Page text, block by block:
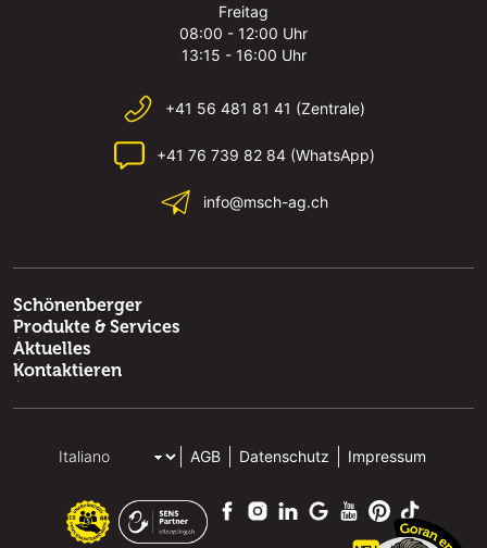
Freitag
08:00 - 12:00 Uhr
13:15 - 16:00 Uhr
+41 56 481 81 41 (Zentrale)
+41 76 739 82 84 (WhatsApp)
info@msch-ag.ch
Schönenberger
Produkte & Services
Aktuelles
Kontaktieren
AGB Datenschutz Impressum